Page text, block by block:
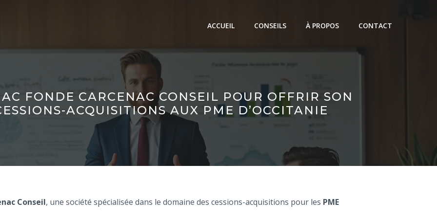
ACCUEIL CONSEILS À PROPOS CONTACT
FONDE CARCENAC CONSEIL POUR OFFRIR SON
ACQUISITIONS AUX PME D’OCCITANIE
Conseil, une société spécialisée dans le domaine des cessions-acquisitions pour les PME